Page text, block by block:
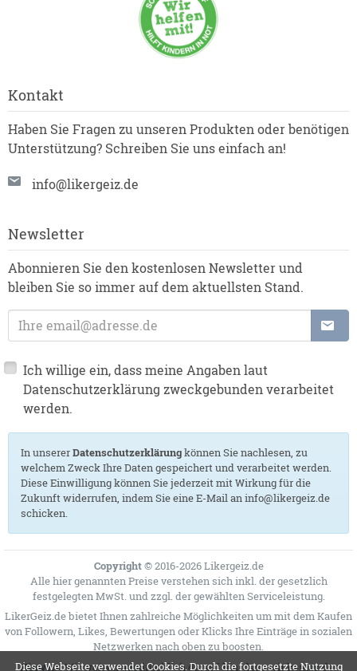
Diese Webseite verwendet Cookies. Durch die fortgesetzte Nutzung
Kontakt
Haben Sie Fragen zu unseren Produkten oder benötigen
Unterstützung? Schreiben Sie uns einfach an!
info@likergeiz.de
Newsletter
Abonnieren Sie den kostenlosen Newsletter und
bleiben Sie so immer auf dem aktuellsten Stand.
E-Mail-Adresse:
Ich willige ein, dass meine Angaben laut
Datenschutzerklärung zweckgebunden verarbeitet
werden.
In unsererDatenschutzerklärungkönnen Sie nachlesen, zu
welchem Zweck Ihre Daten gespeichert und verarbeitet werden.
Diese Einwilligung können Sie jederzeit mit Wirkung für die
Zukunft widerrufen, indem Sie eine E-Mail an info@likergeiz.de
schicken.
Copyright© 2016-2026 Likergeiz.de
Alle hier genannten Preise verstehen sich inkl. der gesetzlich
festgelegten MwSt. und zzgl. der gewählten Serviceleistung.
LikerGeiz.de bietet Ihnen zahlreiche Möglichkeiten um mit dem Kaufen
von Followern, Likes, Bewertungen oder Klicks Ihre Einträge in sozialen
Netzwerken nach oben zu boosten.
Hinweis:Wir weisen ausdrücklich darauf hin, dass wir keines der